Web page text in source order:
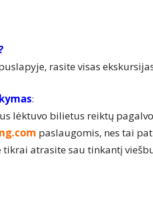
rasite visas
:
lėktuvo bilietus reiktų
paslaugomis, nes tai
atrasite sau tinkantį